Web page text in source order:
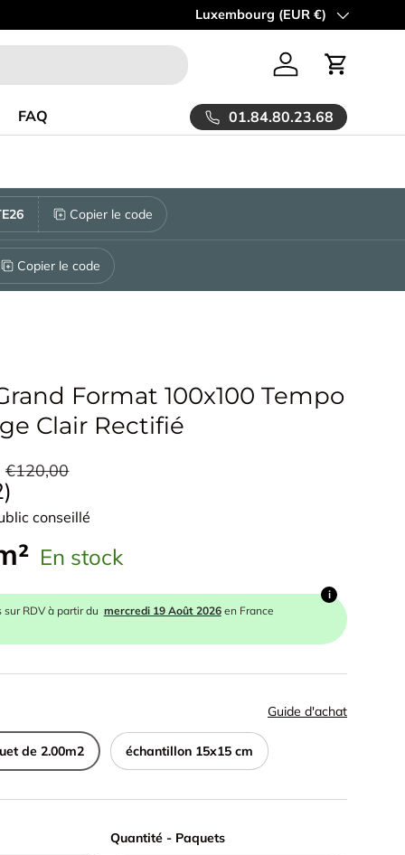
la LIVRAISON est OFFERTE à partir de 30m2! En savoir plus
Pays
Luxembourg (EUR €)
Se connecter
Panier
FAQ 01.84.80.23.68
Copier le code
Copier le code
Format 100x100 Tempo
Clair Rectifié
€120,00
conseillé
En stock
sur RDV à partir du mercredi 19 Août 2026en France
i
Guide d'achat
de 2.00m2 échantillon 15x15 cm
Quantité - Paquets
Quantité - Paquets